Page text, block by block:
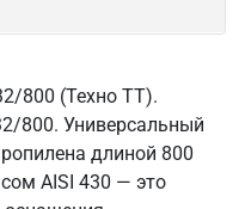
800 (Техно ТТ).
800. Универсальный
длиной 800
AISI 430 — это